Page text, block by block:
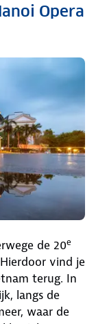
Opera
de 20e
vind je
terug. In
langs de
waar de